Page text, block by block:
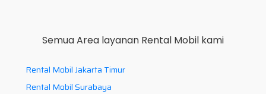
Semua Area layanan Rental Mobil kami
Rental Mobil Jakarta Timur
Rental Mobil Surabaya